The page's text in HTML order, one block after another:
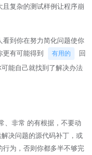
复杂的测试样例让程序崩
到你在努力简化问题使你
更有可能得到
有用的
回
能自己就找到了解决办法
、非常 的有根据，不要动
决问题的源代码补丁，或
为，否则你都多半不够完